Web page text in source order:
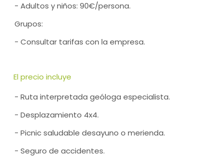
- Adultos y niños: 90€/persona.
Grupos:
- Consultar tarifas con la empresa.
El precio incluye
- Ruta interpretada geóloga especialista.
- Desplazamiento 4x4.
- Picnic saludable desayuno o merienda.
- Seguro de accidentes.